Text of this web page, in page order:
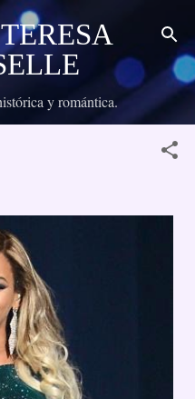
principal
y romántica.